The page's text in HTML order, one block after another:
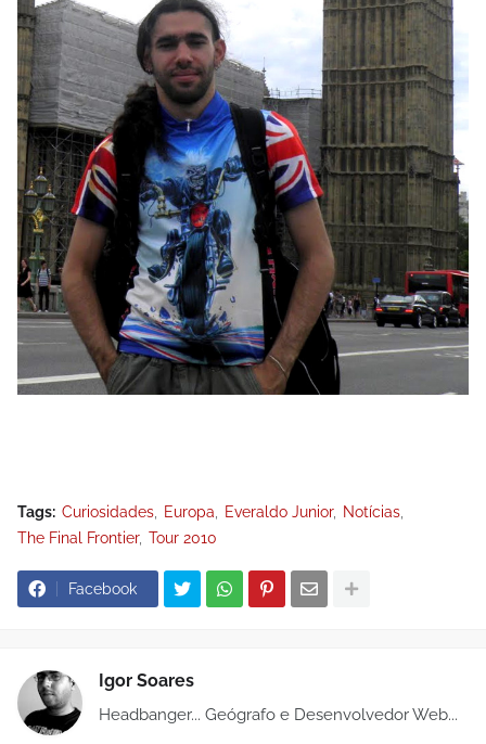
Tags: Curiosidades Europa Everaldo Junior
Notícias
The Final Frontier Tour 2010
Facebook
Igor Soares
Headbanger... Geógrafo e Desenvolvedor Web...